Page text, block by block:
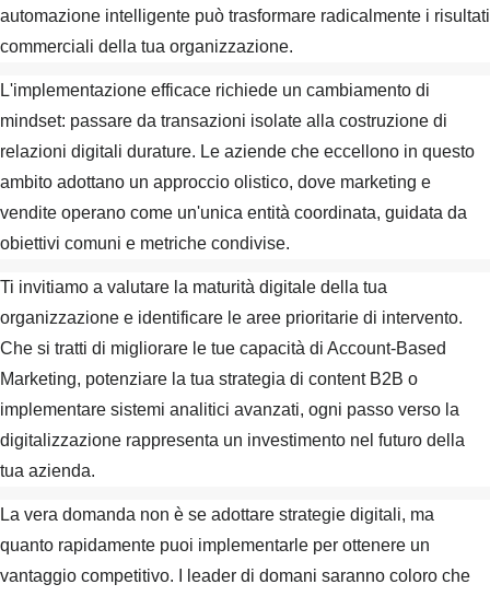
automazione intelligente può trasformare radicalmente i risultati
commerciali della tua organizzazione.
L'implementazione efficace richiede un cambiamento di
mindset: passare da transazioni isolate alla costruzione di
relazioni digitali durature. Le aziende che eccellono in questo
ambito adottano un approccio olistico, dove marketing e
vendite operano come un'unica entità coordinata, guidata da
obiettivi comuni e metriche condivise.
Ti invitiamo a valutare la maturità digitale della tua
organizzazione e identificare le aree prioritarie di intervento.
Che si tratti di migliorare le tue capacità di Account-Based
Marketing, potenziare la tua strategia di content B2B o
implementare sistemi analitici avanzati, ogni passo verso la
digitalizzazione rappresenta un investimento nel futuro della
tua azienda.
La vera domanda non è se adottare strategie digitali, ma
quanto rapidamente puoi implementarle per ottenere un
vantaggio competitivo. I leader di domani saranno coloro che